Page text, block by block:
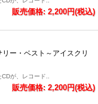
販売価格: 2,200円(税込)
ー・ベスト～アイスクリ
が、レコード..
販売価格: 2,200円(税込)